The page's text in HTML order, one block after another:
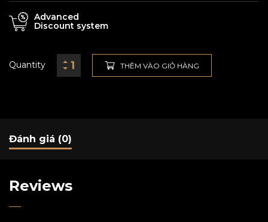
Advanced
Discount system
Quantity THÊM VÀO GIỎ HÀNG
Đánh giá (0)
Reviews